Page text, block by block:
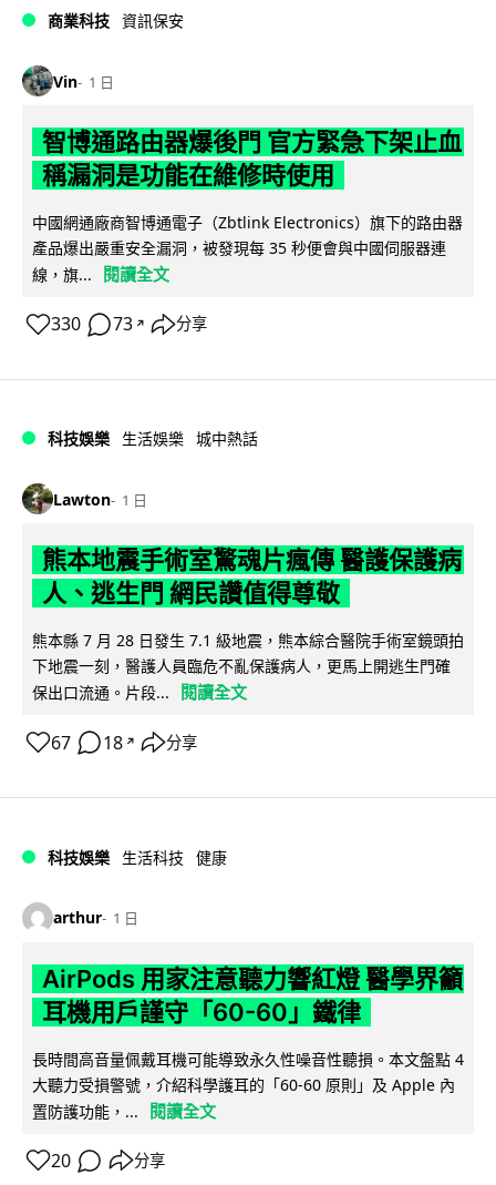
商業科技 資訊保安
Vin 1 日
智博通路由器爆後門 官方緊急下架止血
稱漏洞是功能在維修時使用
中國網通廠商智博通電子（Zbtlink Electronics）旗下的路由器
產品爆出嚴重安全漏洞，被發現每 35 秒便會與中國伺服器連
線，旗...
閱讀全文
330 73 ↗ 分享
科技娛樂 生活娛樂 城中熱話
Lawton 1 日
熊本地震手術室驚魂片瘋傳 醫護保護病
人、逃生門 網民讚值得尊敬
熊本縣 7 月 28 日發生 7.1 級地震，熊本綜合醫院手術室鏡頭拍
下地震一刻，醫護人員臨危不亂保護病人，更馬上開逃生門確
保出口流通。片段...
閱讀全文
67 18 ↗ 分享
科技娛樂 生活科技 健康
arthur 1 日
AirPods 用家注意聽力響紅燈 醫學界籲
耳機用戶謹守「60-60」鐵律
長時間高音量佩戴耳機可能導致永久性噪音性聽損。本文盤點 4
大聽力受損警號，介紹科學護耳的「60-60 原則」及 Apple 內
置防護功能，...
閱讀全文
20 分享